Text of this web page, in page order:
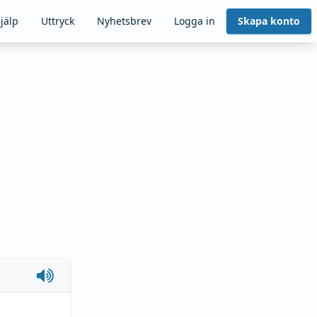
Uttryck Nyhetsbrev Logga in Skapa konto